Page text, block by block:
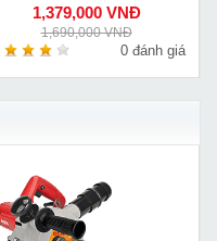
1,379,000 VNĐ
1,690,000 VNĐ
0 đánh giá